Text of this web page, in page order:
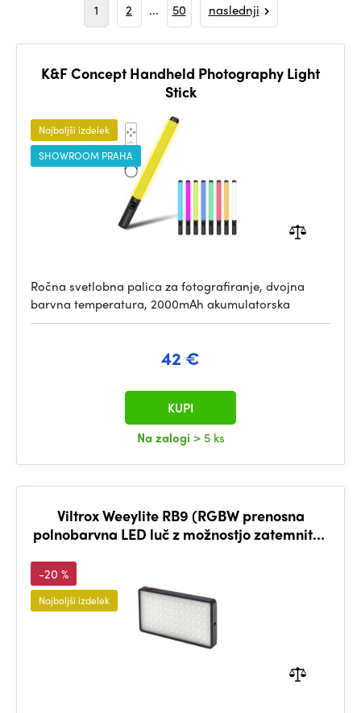
1 2 ... 50 naslednji
K&F Concept Handheld Photography Light
Stick
Najboljši izdelek
SHOWROOM PRAHA
Ročna svetlobna palica za fotografiranje, dvojna
barvna temperatura, 2000mAh akumulatorska
42 €
Na zalogi > 5 ks
KUPI
Viltrox Weeylite RB9 (RGBW prenosna
polnobarvna LED luč z možnostjo zatemnitve
-20 %
Najboljši izdelek